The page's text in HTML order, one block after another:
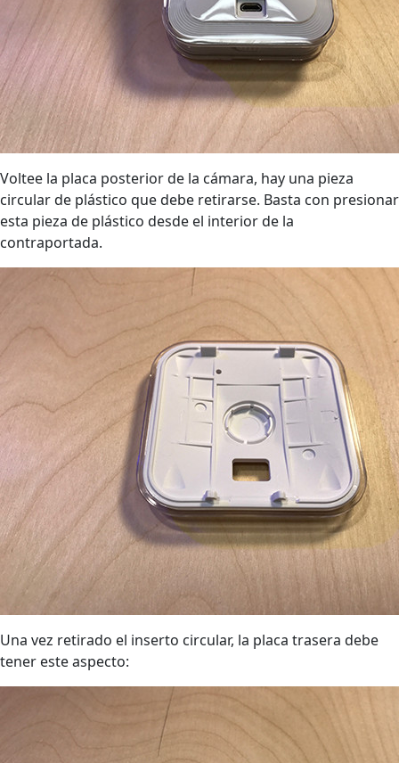
Voltee la placa posterior de la cámara, hay una pieza
circular de plástico que debe retirarse. Basta con presionar
esta pieza de plástico desde el interior de la
contraportada.
Una vez retirado el inserto circular, la placa trasera debe
tener este aspecto: